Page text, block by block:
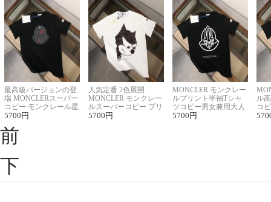
最高級バージョンの登
場 MONCLERスーパー
コピー モンクレール星
座半袖Tシャツ
5700 円
人気定番 2色展開
MONCLER モンクレー
ルスーパーコピー プリ
ント半袖Tシャツ
5700 円
MONCLER モンクレー
ルプリント半袖Tシャ
ツコピー男女兼用大人
可愛い春夏コーデ
5700 円
ル
コ
ィ
前
下